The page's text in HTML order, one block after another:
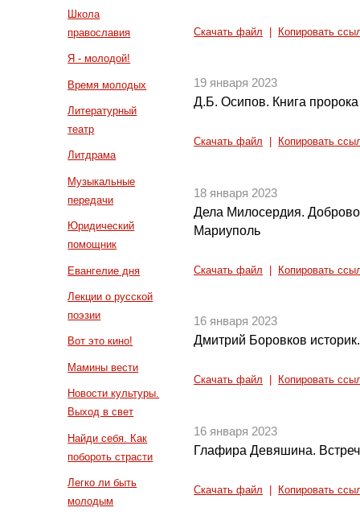
Школа
православия
Я - молодой!
Время молодых
Литературный
театр
Литдрама
Музыкальные
передачи
Юридический
помощник
Евангелие дня
Лекции о русской
поэзии
Вот это кино!
Мамины вести
Новости культуры.
Выход в свет
Найди себя. Как
побороть страсти
Легко ли быть
молодым
Скачать файл Копировать
19 января 2023
Д.Б. Осипов. Книга
Скачать файл Копировать
18 января 2023
Дела Милосердия.
Мариуполь
Скачать файл Копировать
16 января 2023
Дмитрий Боровков
Скачать файл Копировать
16 января 2023
Глафира Девяшина.
Скачать файл Копировать